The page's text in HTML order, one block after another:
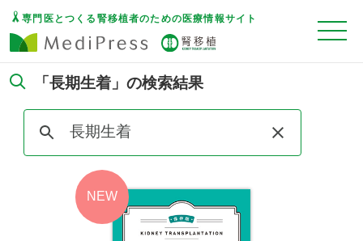
専門医とつくる腎移植者のための医療情報サイト
「長期生着」の検索結果